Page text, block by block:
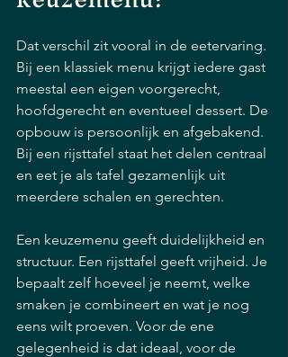
Dat verschil zit vooral in de eetervaring.
Bij een klassiek menu krijgt iedere gast
meestal een eigen voorgerecht,
hoofdgerecht en eventueel dessert. De
opbouw is persoonlijk en afgebakend.
Bij een rijsttafel staat het delen centraal
en eet je als tafel gezamenlijk uit
meerdere schalen en gerechten.
Een keuzemenu geeft duidelijkheid en
structuur. Een rijsttafel geeft vrijheid. Je
bepaalt zelf hoeveel je neemt, welke
smaken je combineert en wat je nog
eens wilt proeven. Voor de ene
gelegenheid is dat ideaal, voor de